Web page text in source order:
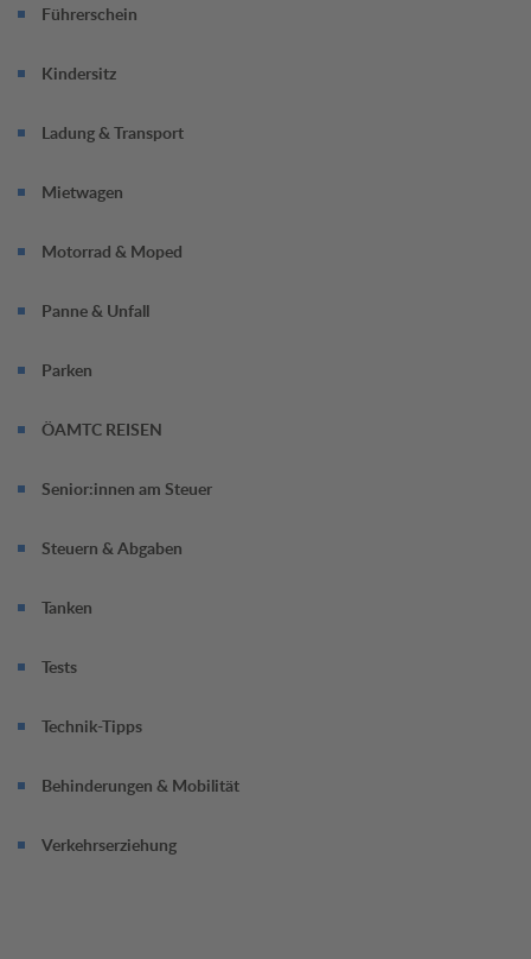
Führerschein
Kindersitz
Ladung & Transport
Mietwagen
Motorrad & Moped
Panne & Unfall
Parken
ÖAMTC REISEN
Senior:innen am Steuer
Steuern & Abgaben
Tanken
Tests
Technik-Tipps
Behinderungen & Mobilität
Verkehrserziehung